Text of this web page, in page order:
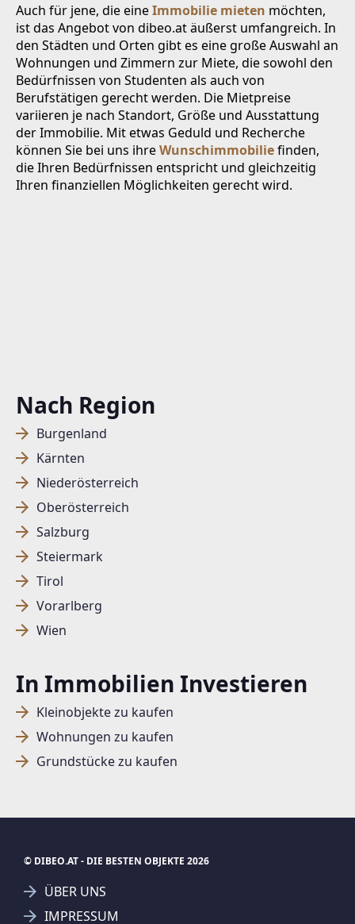
Nach Region
Burgenland
Kärnten
Niederösterreich
Oberösterreich
Salzburg
Steiermark
Tirol
Vorarlberg
Wien
In Immobilien Investieren
Kleinobjekte zu kaufen
Wohnungen zu kaufen
Grundstücke zu kaufen
Jetzt Suchagent anlegen
SUCHAGENT ANLEGEN FÜR DIE
AKTUELLEN SUCHKRITERIEN
Dieser Filter wird viele Treffer erzeugen. Bitte setzen
Treffer verfeinern
Ich stimme der Verarbeitung meiner Daten, wie
in denDatenschutzbestimmungen
Auch für jene, die eineImmobilie mieten möchten,
ist das Angebot von dibeo.at äußerst umfangreich. In
den Städten und Orten gibt es eine große Auswahl an
Wohnungen und Zimmern zur Miete, die sowohl den
Bedürfnissen von Studenten als auch von
Berufstätigen gerecht werden. Die Mietpreise
variieren je nach Standort, Größe und Ausstattung
der Immobilie. Mit etwas Geduld und Recherche
können Sie bei uns ihreWunschimmobiliefinden,
die Ihren Bedürfnissen entspricht und gleichzeitig
Ihren finanziellen Möglichkeiten gerecht wird.
© DIBEO.AT - DIE BESTEN OBJEKTE 2026
ÜBER UNS
IMPRESSUM